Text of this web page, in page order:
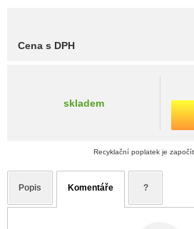
Cena s DPH
skladem
Recyklační poplatek je
Popis Komentáře ?